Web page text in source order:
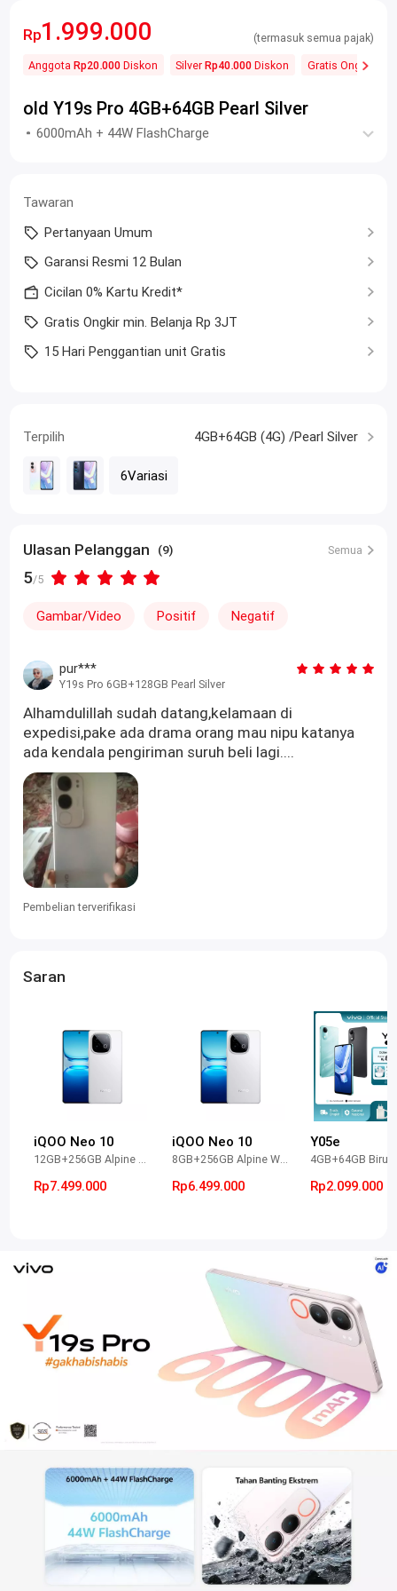
Rp1.999.000 (termasuk semua pajak)
AnggotaRp20.000 Diskon SilverRp40.000 Diskon Gratis Ongkos
old Y19s Pro 4GB+64GB Pearl Silver
6000mAh + 44W FlashCharge
Tawaran
Pertanyaan Umum
Garansi Resmi 12 Bulan
Cicilan 0% Kartu Kredit*
Gratis Ongkir min. Belanja Rp 3JT
15 Hari Penggantian unit Gratis
Terpilih 4GB+64GB (4G) /Pearl Silver
6Variasi
Ulasan Pelanggan (9) Semua
5/5
Gambar/Video Positif Negatif
pur***
Y19s Pro 6GB+128GB Pearl Silver
Alhamdulillah sudah datang,kelamaan di
expedisi,pake ada drama orang mau nipu katanya
ada kendala pengiriman suruh beli lagi....
Pembelian terverifikasi
Saran
iQOO Neo 10
12GB+256GB Alpine White
Rp7.499.000
iQOO Neo 10
8GB+256GB Alpine White
Rp6.499.000
Y05e
Rp2.099.000